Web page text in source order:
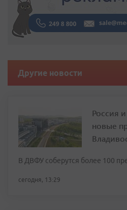
Другие новости
Россия
новые
В ДВФУ соберутся более 100
сегодня, 13:29